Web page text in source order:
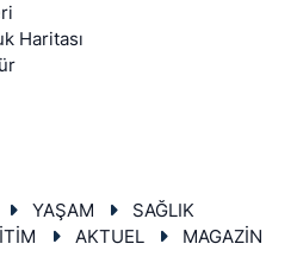
Haritası
YAŞAM
SAĞLIK
AKTUEL
MAGAZİN